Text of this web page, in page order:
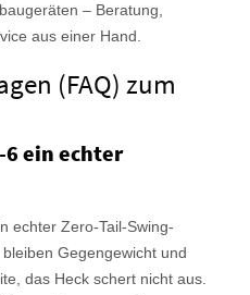
– Beratung,
aus einer Hand.
(FAQ) zum
6 ein echter
echter Zero-Tail-Swing-
Gegengewicht und
das Heck schert nicht aus.